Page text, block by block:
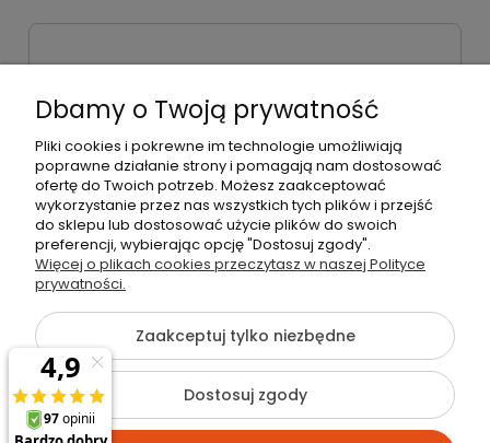
ul. Bieżanowska 38
30-812 Kraków
Dane firmy
Radosław Bielik P.H.U. RBL
Kraków, 30-823
ul. Muzyków 6
NIP: 679-251-35-10
REGON: 120463253
©2026 Wszelkie Prawa Zastrzeżone | rbl24.pl
Dbamy o Twoją prywatność
Pliki cookies i pokrewne im technologie umożliwiają
poprawne działanie strony i pomagają nam dostosować
ofertę do Twoich potrzeb. Możesz zaakceptować
wykorzystanie przez nas wszystkich tych plików i przejść
do sklepu lub dostosować użycie plików do swoich
preferencji, wybierając opcję "Dostosuj zgody".
Więcej o plikach cookies przeczytasz w naszej Polityce
prywatności.
Zaakceptuj tylko niezbędne
Dostosuj zgody
NEWSLETTER
Co zyskujesz?
Rabaty nawet do 40%,dostęp do unikalnych ofert, oraz
nowościach.